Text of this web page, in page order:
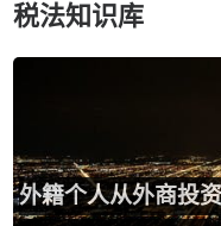
税法知识库
外籍个人从外商投